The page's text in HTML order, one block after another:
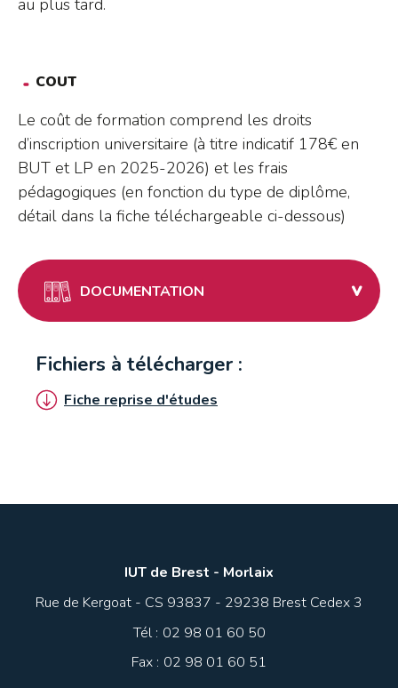
au plus tard.
COUT
Le coût de formation comprend les droits
d’inscription universitaire (à titre indicatif 178€ en
BUT et LP en 2025-2026) et les frais
pédagogiques (en fonction du type de diplôme,
détail dans la fiche téléchargeable ci-dessous)
DOCUMENTATION
Fichiers à télécharger :
Fiche reprise d'études
IUT de Brest - Morlaix
Rue de Kergoat - CS 93837 - 29238 Brest Cedex 3
Tél : 02 98 01 60 50
Fax : 02 98 01 60 51